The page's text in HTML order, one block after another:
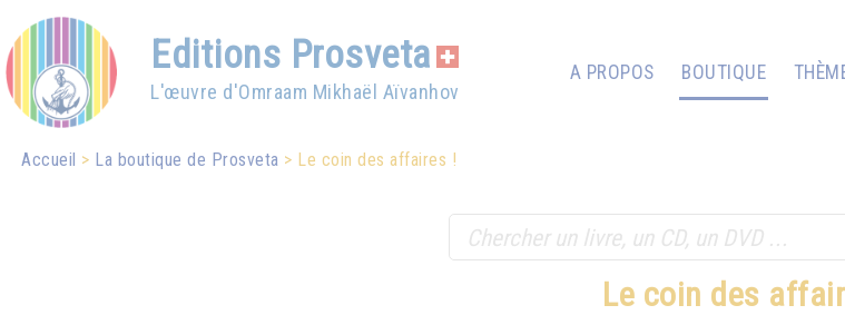
Editions Prosveta
L'œuvre d'Omraam Mikhaël Aïvanhov
A PROPOS BOUTIQUE
Accueil La boutique de Prosveta Le coin des affaires !
Le coin des